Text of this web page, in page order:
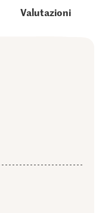
Valutazioni